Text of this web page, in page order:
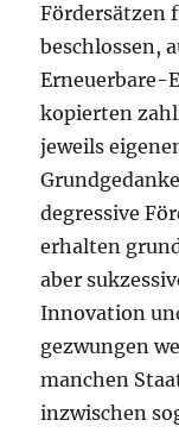
Fördersätzen
beschlossen,
Erneuerbare-
kopierten
jeweils
degressive
erhalten
aber
Innovation
gezwungen
manchen
inzwischen